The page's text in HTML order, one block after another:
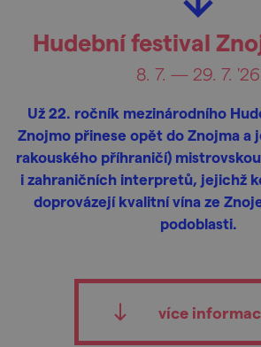
Hudební festival
8. 7. — 29. 7. '26
Už 22. ročník mezinárodního
Znojmo přinese opět do Znojma a
rakouského příhraničí)
i zahraničních interpretů, jejichž
doprovázejí kvalitní vína ze
podoblasti.
více